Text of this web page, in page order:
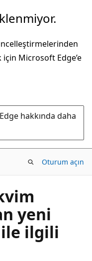
Microsoft Edge’e
hakkında daha
Oturum açın
yeni
ilgili